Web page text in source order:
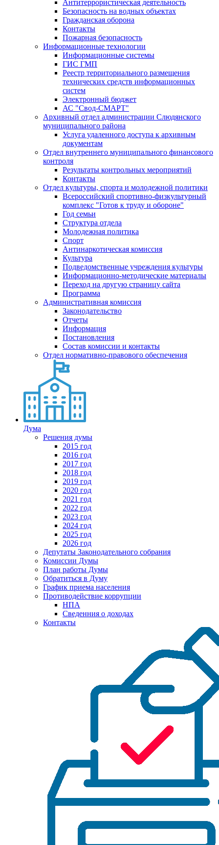
Антитеррористическая деятельность
Безопасность на водных объектах
Гражданская оборона
Контакты
Пожарная безопасность
Информационные технологии
Информационные системы
ГИС ГМП
Реестр территориального размещения
технических средств информационных
систем
Электронный бюджет
АС "Свод-СМАРТ"
Архивный отдел администрации Слюдянского
муниципального района
Услуга удаленного доступа к архивным
документам
Отдел внутреннего муниципального финансового
контроля
Результаты контрольных мероприятий
Контакты
Отдел культуры, спорта и молодежной политики
Всероссийский спортивно-физкультурный
комплекс "Готов к труду и обороне"
Год семьи
Структура отдела
Молодежная политика
Спорт
Антинаркотическая комиссия
Культура
Подведомственные учреждения культуры
Информационно-методические материалы
Переход на другую страницу сайта
Программа
Административная комиссия
Законодательство
Отчеты
Информация
Постановления
Состав комиссии и контакты
Отдел нормативно-правового обеспечения
Дума
Решения думы
2015 год
2016 год
2017 год
2018 год
2019 год
2020 год
2021 год
2022 год
2023 год
2024 год
2025 год
2026 год
Депутаты Законодательного собрания
Комиссии Думы
План работы Думы
Обратиться в Думу
График приема населения
Противодействие коррупции
НПА
Сведенния о доходах
Контакты